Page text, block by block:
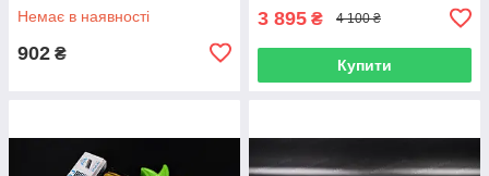
Немає в наявності
902 ₴
3 895 ₴ 4 100 ₴
Купити